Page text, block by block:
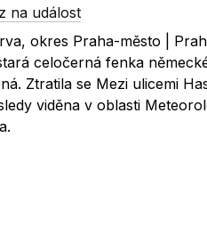
na událost
okres Praha-město |
celočerná fenka
Ztratila se Mezi ulicemi
viděna v oblasti